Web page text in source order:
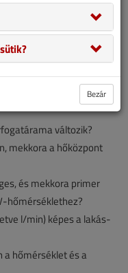
értékelték:
a 45 °C-ot?
változik?
mekkora a hőközpont
és mekkora primer
hőmérséklethez?
l/min) képes a lakás-
a hőmérséklet és a
Bezár